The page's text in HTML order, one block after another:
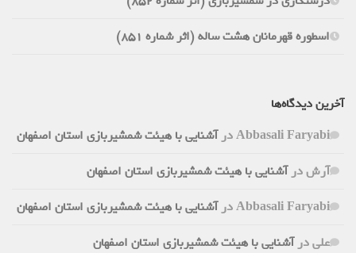
اسطوره قهرمانان هشت ساله (اثر شماره 851)
آخرین دیدگاه‌ها
Abbasali Faryabiدرآشنایی با هیئت شمشیربازی استان اصفهان
آرشدرآشنایی با هیئت شمشیربازی استان اصفهان
Abbasali Faryabiدرآشنایی با هیئت شمشیربازی استان اصفهان
علیدرآشنایی با هیئت شمشیربازی استان اصفهان